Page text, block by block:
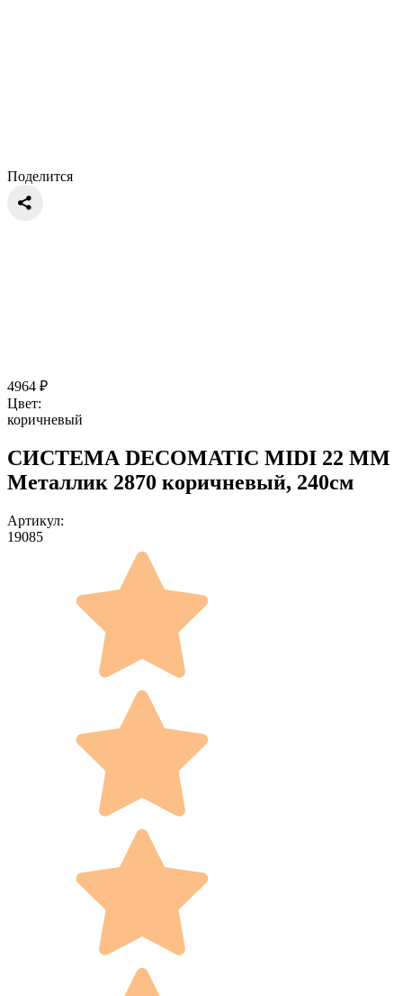
Поделится
4964 ₽
Цвет:
коричневый
СИСТЕМА DECOMATIC MIDI 22 ММ
Металлик 2870 коричневый, 240см
Артикул:
19085